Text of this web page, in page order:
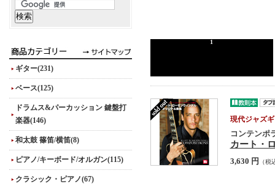
ギター(231)
ベース(125)
ドラムス&パーカッション 鍵盤打
楽器(146)
和太鼓 篠笛/横笛(8)
ピアノ/キーボード/オルガン(115)
クラシック・ピアノ(67)
1
現代ジャズ
コンテンポ
カート・
3,630 円 （税